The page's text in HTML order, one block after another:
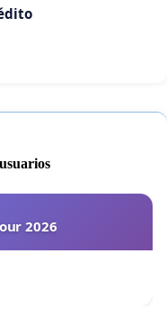
familia para seguir
2026